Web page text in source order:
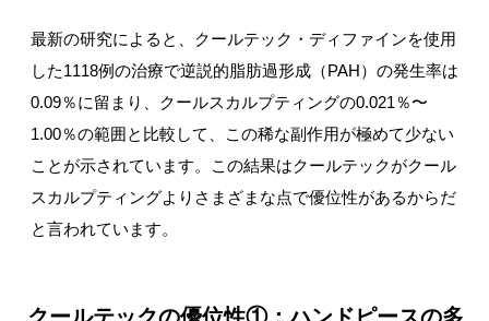
最新の研究によると、クールテック・ディファインを使用
した1118例の治療で逆説的脂肪過形成（PAH）の発生率は
0.09％に留まり、クールスカルプティングの0.021％〜
1.00％の範囲と比較して、この稀な副作用が極めて少ない
ことが示されています。この結果はクールテックがクール
スカルプティングよりさまざまな点で優位性があるからだ
と言われています。